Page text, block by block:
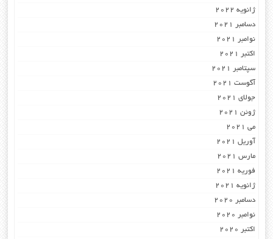
ژانویه 2022
دسامبر 2021
نوامبر 2021
اکتبر 2021
سپتامبر 2021
آگوست 2021
جولای 2021
ژوئن 2021
می 2021
آوریل 2021
مارس 2021
فوریه 2021
ژانویه 2021
دسامبر 2020
نوامبر 2020
اکتبر 2020